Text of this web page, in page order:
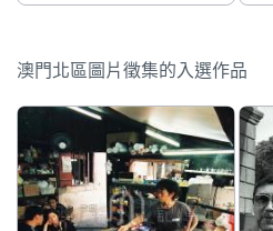
澳門北區圖片徵集的入選作品